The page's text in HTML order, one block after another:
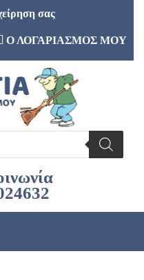
σας
Ο ΛΟΓΑΡΙΑΣΜΟΣ ΜΟΥ